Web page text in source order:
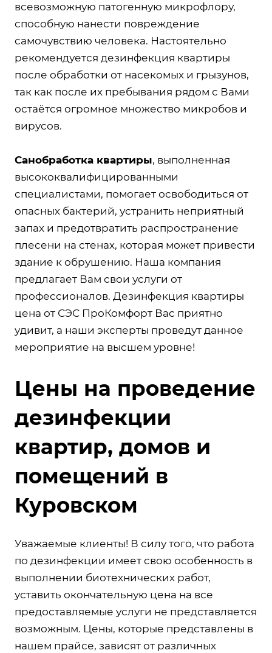
всевозможную патогенную микрофлору,
способную нанести повреждение
самочувствию человека. Настоятельно
рекомендуется дезинфекция квартиры
после обработки от насекомых и грызунов,
так как после их пребывания рядом с Вами
остаётся огромное множество микробов и
вирусов.
Санобработка квартиры, выполненная
высококвалифицированными
специалистами, помогает освободиться от
опасных бактерий, устранить неприятный
запах и предотвратить распространение
плесени на стенах, которая может привести
здание к обрушению. Наша компания
предлагает Вам свои услуги от
профессионалов. Дезинфекция квартиры
цена от СЭС ПроКомфорт Вас приятно
удивит, а наши эксперты проведут данное
мероприятие на высшем уровне!
Цены на проведение
дезинфекции
квартир, домов и
помещений в
Куровском
Уважаемые клиенты! В силу того, что работа
по дезинфекции имеет свою особенность в
выполнении биотехнических работ,
уставить окончательную цена на все
предоставляемые услуги не представляется
возможным. Цены, которые представлены в
нашем прайсе, зависят от различных